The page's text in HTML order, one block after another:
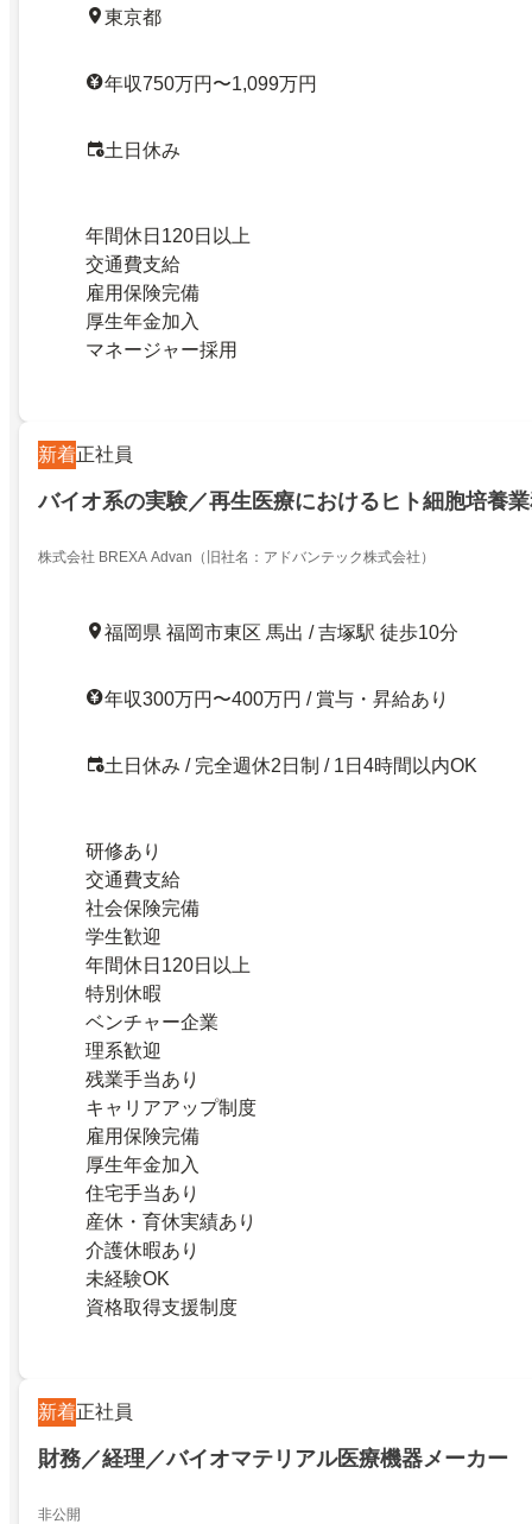
東京都
年収750万円〜1,099万円
土日休み
年間休日120日以上
交通費支給
雇用保険完備
厚生年金加入
マネージャー採用
新着正社員
バイオ系の実験／再生医療におけるヒト細胞培養
株式会社 BREXA Advan（旧社名：アドバンテック株式会社）
福岡県 福岡市東区 馬出 / 吉塚駅 徒歩10分
年収300万円〜400万円 / 賞与・昇給あり
土日休み / 完全週休2日制 / 1日4時間以内OK
研修あり
交通費支給
社会保険完備
学生歓迎
年間休日120日以上
特別休暇
ベンチャー企業
理系歓迎
残業手当あり
キャリアアップ制度
雇用保険完備
厚生年金加入
住宅手当あり
産休・育休実績あり
介護休暇あり
未経験OK
資格取得支援制度
新着正社員
財務／経理／バイオマテリアル医療機器メーカー
非公開